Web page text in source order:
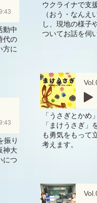
動中
代の
方に
振り
神大
につ
ウクライナで支
（おう・なんえ
し、現地の様子
ついてお話を伺
「うさぎとかめ
「まけうさぎ」
も勇気をもって
考えます。